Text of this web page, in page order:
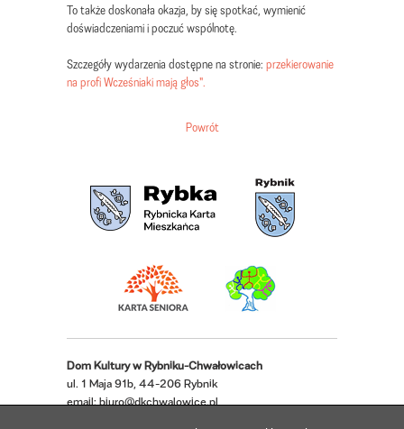
To także doskonała okazja, by się spotkać, wymienić
doświadczeniami i poczuć wspólnotę.
Szczegóły wydarzenia dostępne na stronie: przekierowanie
na profi Wcześniaki mają głos".
Powrót
Dom Kultury w Rybniku-Chwałowicach
ul. 1 Maja 91b, 44-206 Rybnik
email:biuro@dkchwalowice.pl